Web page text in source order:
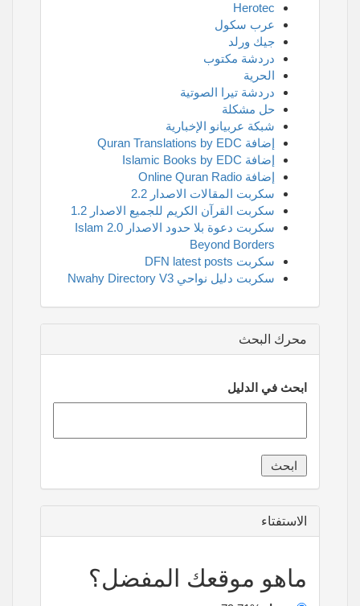
Herotec
عرب سكول
جيك ورلد
دردشة مكتوب
الحرية
دردشة تيرا الصوتية
حل مشكلة
شبكة عربيانو الإخبارية
إضافة Quran Translations by EDC
إضافة Islamic Books by EDC
إضافة Online Quran Radio
سكربت المقالات الاصدار 2.2
سكربت القرآن الكريم للجميع الاصدار 1.2
سكربت دعوة بلا حدود الاصدار 2.0 Islam
Beyond Borders
سكربت DFN latest posts
سكربت دليل نواحي Nwahy Directory V3
محرك البحث
ابحث في الدليل
الاستفتاء
ماهو موقعك المفضل؟